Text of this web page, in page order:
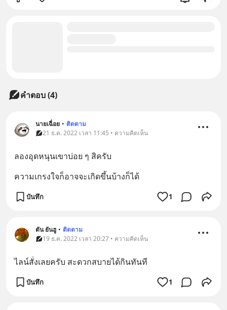
คำตอบ (4)
นายเฉื่อย • ติดตาม
21 ธ.ค. 2022 เวลา 11:45 • ความคิดเห็น
ลองอุดหนุนเขาบ่อย ๆ สิครับ
ความเกรงใจก็อาจจะเกิดขึ้นบ้างก็ได้
บันทึก 1
ตัน ยันฮู • ติดตาม
19 ธ.ค. 2022 เวลา 20:27 • ความคิดเห็น
ไลน์สั่งเลยครับ สะดวกสบายได้กินทันที
บันทึก 1